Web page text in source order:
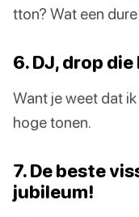
tton? Wat een dure
6. DJ, drop die
Want je weet dat
hoge tonen.
7. De beste
jubileum!